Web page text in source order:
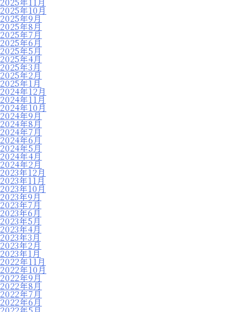
2025年10月
2025年9月
2025年8月
2025年7月
2025年6月
2025年5月
2025年4月
2025年3月
2025年2月
2025年1月
2024年12月
2024年11月
2024年10月
2024年9月
2024年8月
2024年7月
2024年6月
2024年5月
2024年4月
2024年2月
2023年12月
2023年11月
2023年10月
2023年9月
2023年7月
2023年6月
2023年5月
2023年4月
2023年3月
2023年2月
2023年1月
2022年11月
2022年10月
2022年9月
2022年8月
2022年7月
2022年6月